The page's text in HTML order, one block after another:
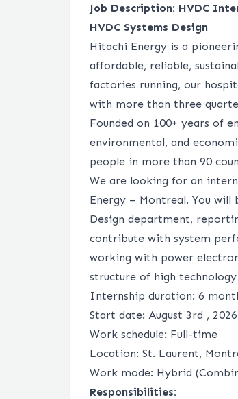
Job Description: HVDC
HVDC Systems Design
Hitachi Energy is a
affordable, reliable,
factories running, our
with more than three
Founded on 100+ years of
environmental, and
people in more than 90
We are looking for an
Energy – Montreal. You
Design department,
contribute with system
working with power
structure of high
Internship duration: 6
Start date: August 3rd ,
Work schedule: Full-time
Location: St. Laurent,
Work mode: Hybrid
Responsibilities: